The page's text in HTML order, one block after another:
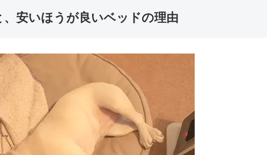
安いほうが良いベッドの理由